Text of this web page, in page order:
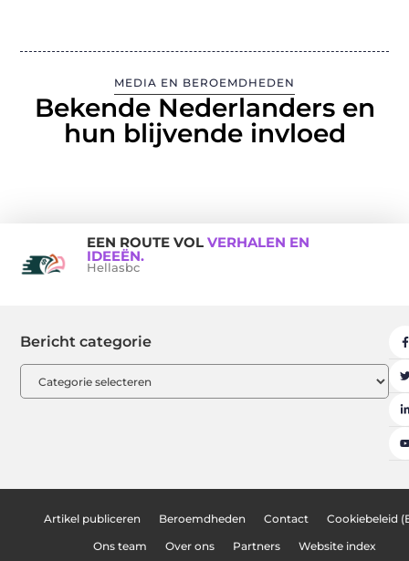
MEDIA EN BEROEMDHEDEN
Bekende Nederlanders en
hun blijvende invloed
EEN ROUTE VOL VERHALEN EN
IDEEËN.
Hellasbc
Bericht categorie
Artikel publiceren Beroemdheden Contact Cookiebeleid
Ons team Over ons Partners Website index